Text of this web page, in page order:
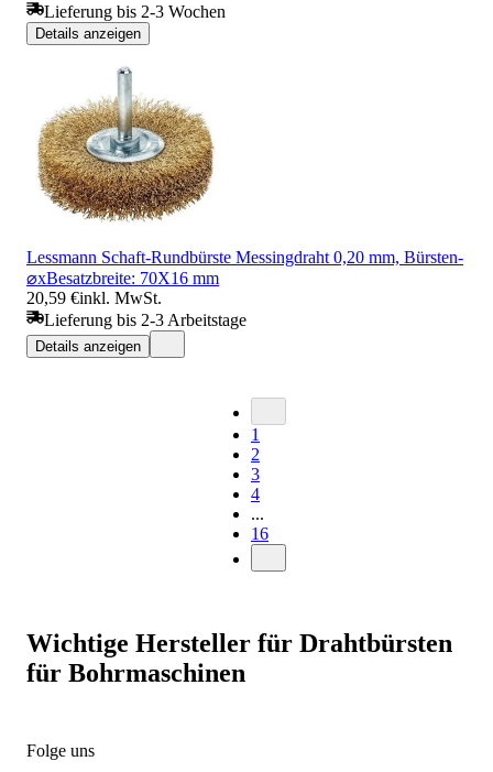
Lieferung bis 2-3 Wochen
Details anzeigen
Lessmann Schaft-Rundbürste Messingdraht 0,20 mm, Bürsten-
⌀xBesatzbreite: 70X16 mm
20,59 €inkl. MwSt.
Lieferung bis 2-3 Arbeitstage
Details anzeigen
1
2
3
4
...
16
Wichtige Hersteller für Drahtbürsten
für Bohrmaschinen
Folge uns